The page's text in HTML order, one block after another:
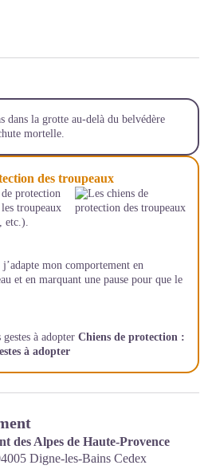
dans la grotte au-delà du belvédère
mortelle.
des troupeaux
protection
troupeaux
etc.).
mon comportement en
et en marquant une pause pour que le
à adopter Chiens de protection :
à adopter
des Alpes de Haute-Provence
Digne-les-Bains Cedex